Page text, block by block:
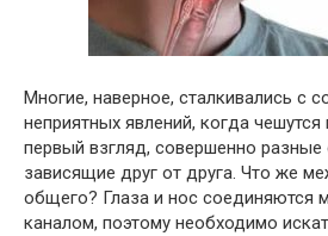
Многие, наверное, сталкивались с
неприятных явлений, когда
первый взгляд, совершенно
зависящие друг от друга. Что же
общего? Глаза и нос соединяются
каналом, поэтому необходимо